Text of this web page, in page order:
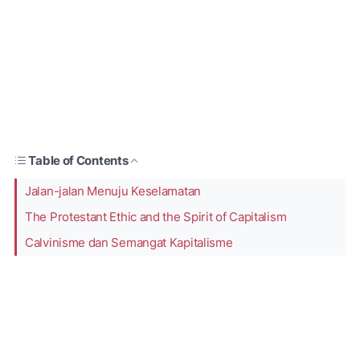
Table of Contents
Jalan-jalan Menuju Keselamatan
The Protestant Ethic and the Spirit of Capitalism
Calvinisme dan Semangat Kapitalisme